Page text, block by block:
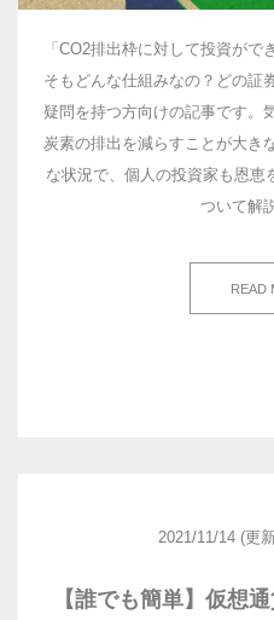
「CO2排出枠に対して投資が
そもどんな仕組みなの？どの証
疑問を持つ方向けの記事です。
炭素の排出を減らすことが大き
な状況で、個人の投資家も恩恵
ついて解
READ
2021/11/14 (更
【誰でも簡単】仮想